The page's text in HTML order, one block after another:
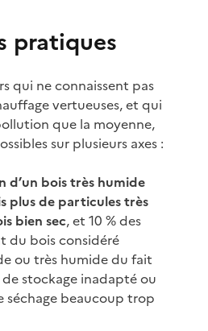
pratiques
qui ne connaissent pas
vertueuses, et qui
que la moyenne,
sur plusieurs axes :
d’un bois très humide
plus de particules très
bien sec, et 10 % des
du bois considéré
ou très humide du fait
stockage inadapté ou
séchage beaucoup trop